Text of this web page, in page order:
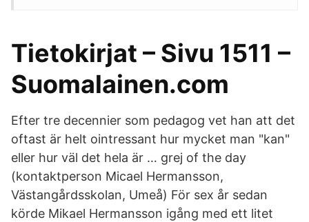
Tietokirjat – Sivu 1511 –
Suomalainen.com
Efter tre decennier som pedagog vet han att det
oftast är helt ointressant hur mycket man "kan"
eller hur väl det hela är … grej of the day
(kontaktperson Micael Hermansson,
Västangårdsskolan, Umeå) För sex år sedan
körde Mikael Hermansson igång med ett litet